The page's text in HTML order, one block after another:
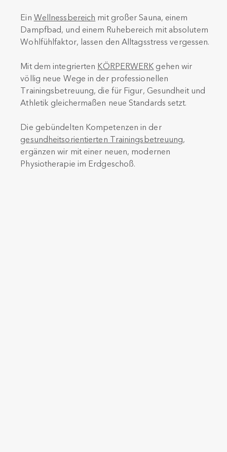
EinWellnessbereichmit großer Sauna, einem
Dampfbad, und einem Ruhebereich mit absolutem
Wohlfühlfaktor, lassen den Alltagsstress vergessen.
Mit dem integriertenKÖRPERWERKgehen wir
völlig neue Wege in der professionellen
Trainingsbetreuung, die für Figur, Gesundheit und
Athletik gleichermaßen neue Standards setzt.
Die gebündelten Kompetenzen in der
gesundheitsorientierten Trainingsbetreuung,
ergänzen wir mit einer neuen, modernen
Physiotherapie im Erdgeschoß.